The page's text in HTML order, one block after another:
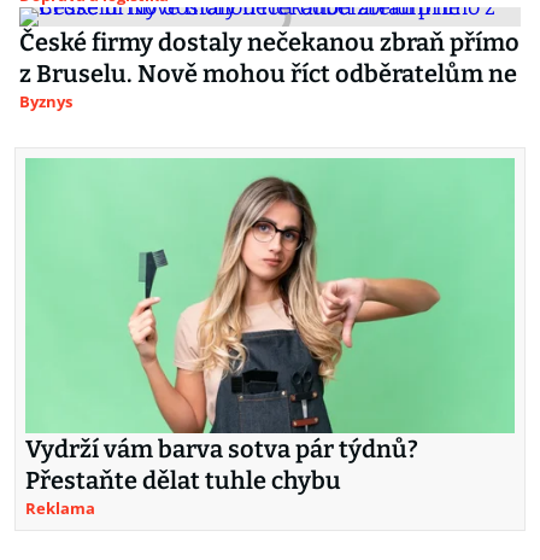
České firmy dostaly nečekanou zbraň přímo
z Bruselu. Nově mohou říct odběratelům ne
Byznys
Vydrží vám barva sotva pár týdnů?
Přestaňte dělat tuhle chybu
Reklama